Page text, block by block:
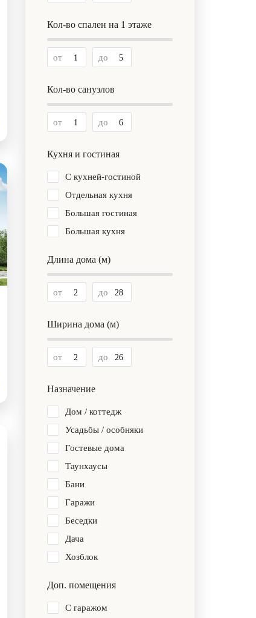
Кол-во спален на 1 этаже
от до
Кол-во санузлов
от до
Кухня и гостиная
С кухней-гостиной
Отдельная кухня
Большая гостиная
Большая кухня
Длина дома (м)
от до
Ширина дома (м)
от до
Назначение
Дом / коттедж
Усадьбы / особняки
Гостевые дома
Таунхаусы
Бани
Гаражи
Беседки
Дача
Хозблок
Доп. помещения
С гаражом